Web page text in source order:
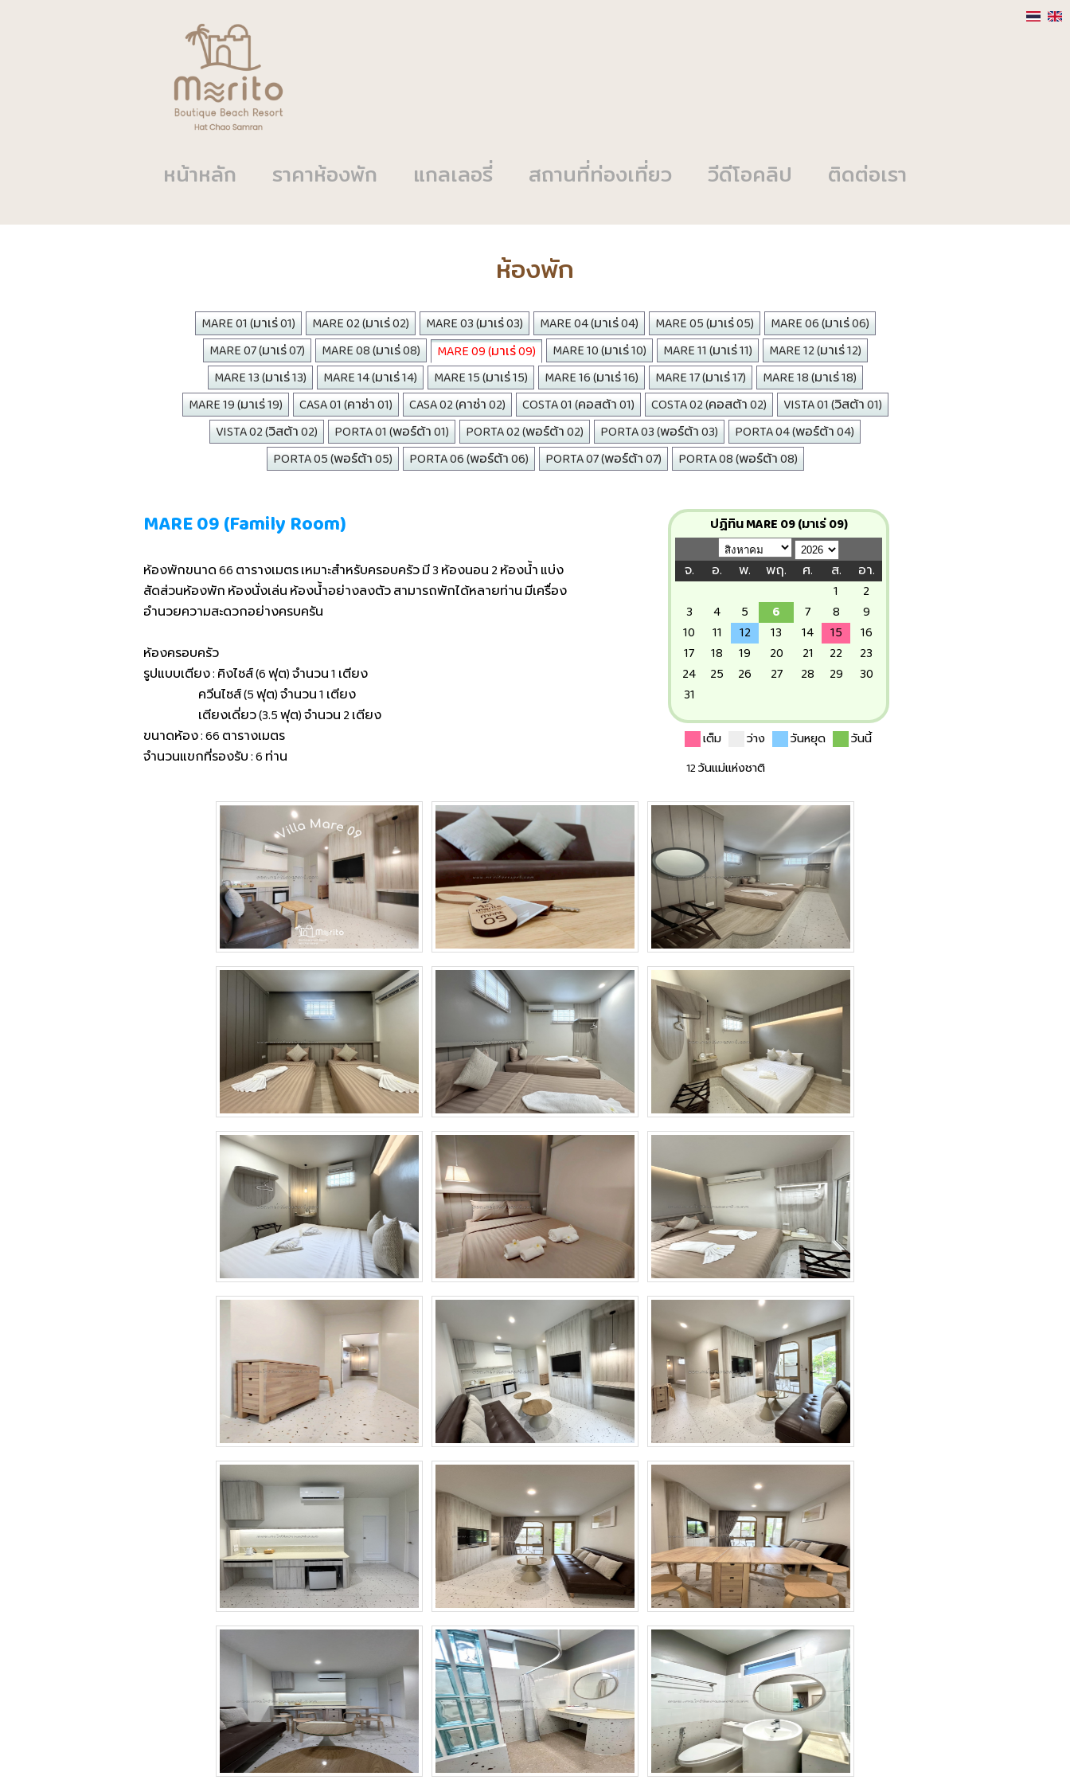
หน้าหลัก ราคาห้องพัก แกลเลอรี่ สถานที่ท่องเที่ยว วีดีโอคลิป ติดต่อเรา
ห้องพัก
MARE 01 (มาเร่ 01) MARE 02 (มาเร่ 02) MARE 03 (มาเร่ 03) MARE 04 (มาเร่ 04) MARE 05 (มาเร่ 05)
MARE 06 (มาเร่ 06)
MARE 07 (มาเร่ 07)
MARE 08 (มาเร่ 08) MARE 09 (มาเร่ 09) MARE 10 (มาเร่ 10) MARE 11 (มาเร่ 11)
MARE 12 (มาเร่ 12)
MARE 13 (มาเร่ 13)
MARE 14 (มาเร่ 14) MARE 15 (มาเร่ 15) MARE 16 (มาเร่ 16) MARE 17 (มาเร่ 17)
MARE 18 (มาเร่ 18)
MARE 19 (มาเร่ 19)
CASA 01 (คาซ่า 01) CASA 02 (คาซ่า 02) COSTA 01 (คอสต้า 01) COSTA 02 (คอสต้า 02)
VISTA 01 (วิสต้า 01)
VISTA 02 (วิสต้า 02)
PORTA 01 (พอร์ต้า 01) PORTA 02 (พอร์ต้า 02) PORTA 03 (พอร์ต้า 03)
PORTA 04 (พอร์ต้า 04)
PORTA 05 (พอร์ต้า 05)
PORTA 06 (พอร์ต้า 06) PORTA 07 (พอร์ต้า 07) PORTA 08 (พอร์ต้า 08)
MARE 09 (Family Room)
ห้องพักขนาด 66 ตารางเมตร เหมาะสำหรับครอบครัว มี 3 ห้องนอน 2 ห้องน้ำ แบ่ง
สัดส่วนห้องพัก ห้องนั่งเล่น ห้องน้ำอย่างลงตัว สามารถพักได้หลายท่าน มีเครื่อง
อำนวยความสะดวกอย่างครบครัน
ห้องครอบครัว
รูปแบบเตียง : คิงไซส์ (6 ฟุต) จำนวน 1 เตียง
ควีนไซส์ (5 ฟุต) จำนวน 1 เตียง
เตียงเดี่ยว (3.5 ฟุต) จำนวน 2 เตียง
ขนาดห้อง : 66 ตารางเมตร
จำนวนแขกที่รองรับ : 6 ท่าน
ปฏิทิน MARE 09 (มาเร่ 09)
จ. อ. พ. พฤ. ศ. ส.
อา.
1
2
3
4 5 6 7 8
9
10
11 12 13 14 15
16
17
18 19 20 21 22
23
24
25 26 27 28 29
30
31
เต็ม ว่าง วันหยุด
วันนี้
12 วันแม่แห่งชาติ